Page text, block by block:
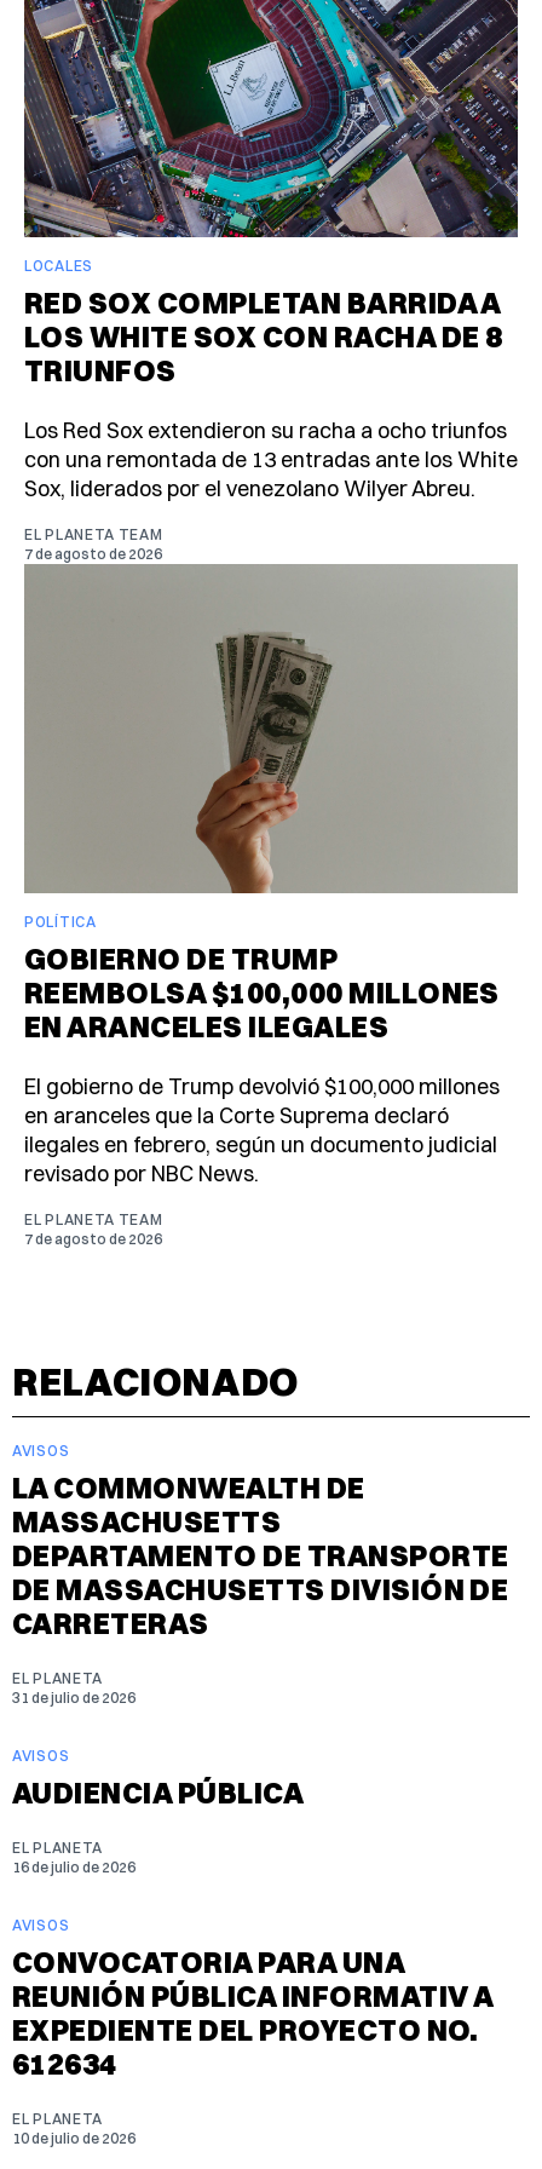
LOCALES
RED SOX COMPLETAN BARRIDA A
LOS WHITE SOX CON RACHA DE 8
TRIUNFOS
Los Red Sox extendieron su racha a ocho triunfos
con una remontada de 13 entradas ante los White
Sox, liderados por el venezolano Wilyer Abreu.
EL PLANETA TEAM
7 de agosto de 2026
POLÍTICA
GOBIERNO DE TRUMP
REEMBOLSA $100,000 MILLONES
EN ARANCELES ILEGALES
El gobierno de Trump devolvió $100,000 millones
en aranceles que la Corte Suprema declaró
ilegales en febrero, según un documento judicial
revisado por NBC News.
EL PLANETA TEAM
7 de agosto de 2026
RELACIONADO
AVISOS
LA COMMONWEALTH DE
MASSACHUSETTS
DEPARTAMENTO DE TRANSPORTE
DE MASSACHUSETTS DIVISIÓN DE
CARRETERAS
EL PLANETA
31 de julio de 2026
AVISOS
AUDIENCIA PÚBLICA
EL PLANETA
16 de julio de 2026
AVISOS
CONVOCATORIA PARA UNA
REUNIÓN PÚBLICA INFORMATIV A
EXPEDIENTE DEL PROYECTO NO.
612634
EL PLANETA
10 de julio de 2026